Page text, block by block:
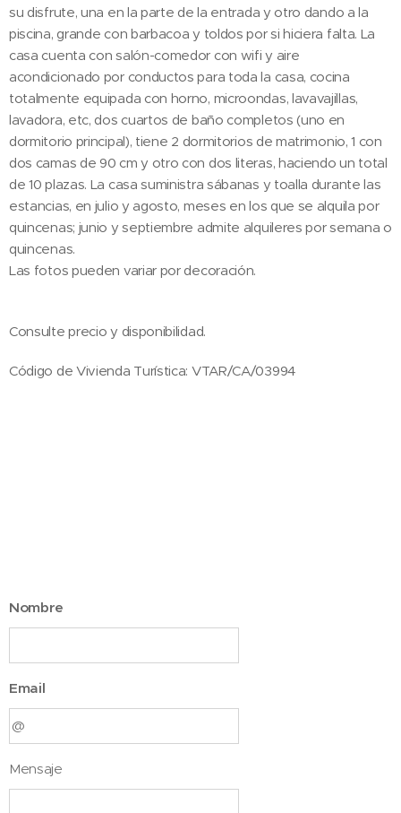
su disfrute, una en la parte de la entrada y otro dando a la
piscina, grande con barbacoa y toldos por si hiciera falta. La
casa cuenta con salón-comedor con wifi y aire
acondicionado por conductos para toda la casa, cocina
totalmente equipada con horno, microondas, lavavajillas,
lavadora, etc, dos cuartos de baño completos (uno en
dormitorio principal), tiene 2 dormitorios de matrimonio, 1 con
dos camas de 90 cm y otro con dos literas, haciendo un total
de 10 plazas. La casa suministra sábanas y toalla durante las
estancias, en julio y agosto, meses en los que se alquila por
quincenas; junio y septiembre admite alquileres por semana o
quincenas.
Las fotos pueden variar por decoración.
Consulte precio y disponibilidad.
Código de Vivienda Turística: VTAR/CA/03994
Nombre
Email
Mensaje